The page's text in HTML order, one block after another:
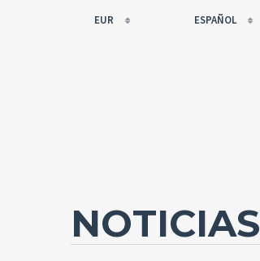
EUR ESPAÑOL
NOTICIAS